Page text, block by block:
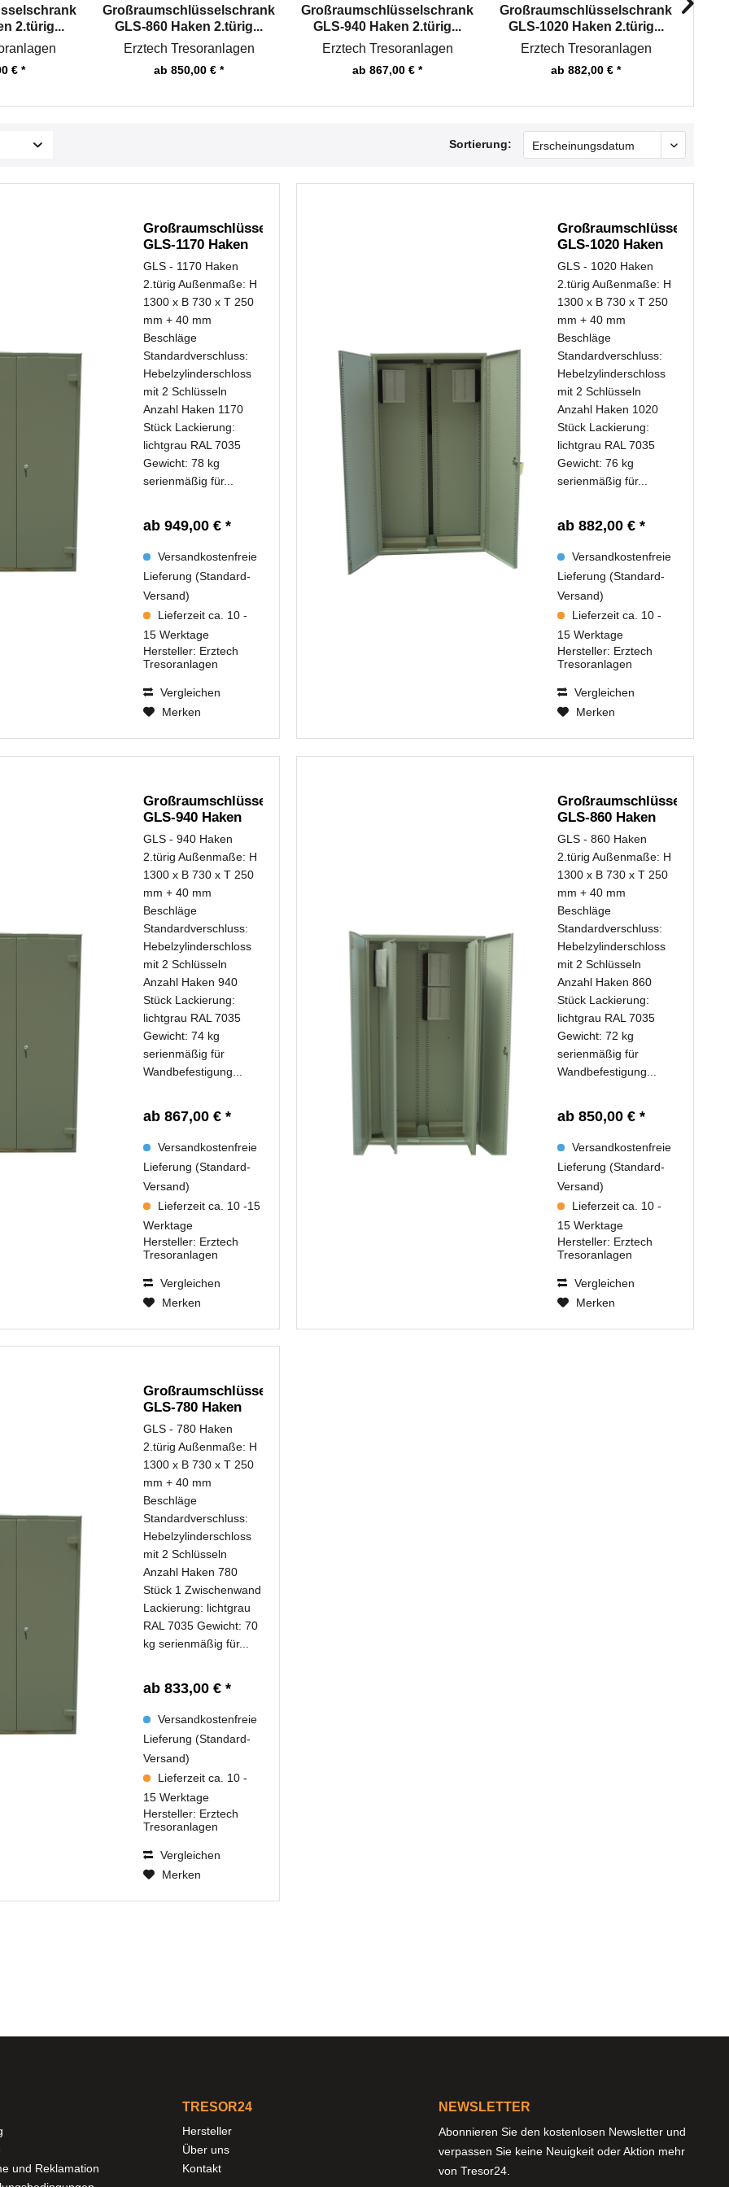
2.türig...
€ *
Großraumschlüsselschrank
GLS-860 Haken 2.türig...
Erztech Tresoranlagen
ab 850,00 € *
Großraumschlüsselschrank
GLS-940 Haken 2.türig...
Erztech Tresoranlagen
ab 867,00 € *
Großraumschlüsselschrank
GLS-1020 Haken 2.türig...
Erztech Tresoranlagen
ab 882,00 € *
Sortierung:
Großraumschlüsselschrank
GLS-1170 Haken
2.türig...
GLS - 1170 Haken
2.türig Außenmaße: H
1300 x B 730 x T 250
mm + 40 mm
Beschläge
Standardverschluss:
Hebelzylinderschloss
mit 2 Schlüsseln
Anzahl Haken 1170
Stück Lackierung:
lichtgrau RAL 7035
Gewicht: 78 kg
serienmäßig für...
ab 949,00 € *
Versandkostenfreie
Lieferung (Standard-
Versand)
Lieferzeit ca. 10 -
15 Werktage
Hersteller: Erztech
Tresoranlagen
Vergleichen
Merken
GLS-1020 Haken
2.türig...
GLS - 1020 Haken
2.türig Außenmaße: H
1300 x B 730 x T 250
mm + 40 mm
Beschläge
Standardverschluss:
Hebelzylinderschloss
mit 2 Schlüsseln
Anzahl Haken 1020
Stück Lackierung:
lichtgrau RAL 7035
Gewicht: 76 kg
serienmäßig für...
ab 882,00 € *
Versandkostenfreie
Lieferung (Standard-
Versand)
Lieferzeit ca. 10 -
15 Werktage
Hersteller: Erztech
Tresoranlagen
Vergleichen
Merken
Großraumschlüsselschrank
GLS-940 Haken
2.türig...
GLS - 940 Haken
2.türig Außenmaße: H
1300 x B 730 x T 250
mm + 40 mm
Beschläge
Standardverschluss:
Hebelzylinderschloss
mit 2 Schlüsseln
Anzahl Haken 940
Stück Lackierung:
lichtgrau RAL 7035
Gewicht: 74 kg
serienmäßig für
Wandbefestigung...
ab 867,00 € *
Versandkostenfreie
Lieferung (Standard-
Versand)
Lieferzeit ca. 10 -15
Werktage
Hersteller: Erztech
Tresoranlagen
Vergleichen
Merken
GLS-860 Haken
2.türig...
GLS - 860 Haken
2.türig Außenmaße: H
1300 x B 730 x T 250
mm + 40 mm
Beschläge
Standardverschluss:
Hebelzylinderschloss
mit 2 Schlüsseln
Anzahl Haken 860
Stück Lackierung:
lichtgrau RAL 7035
Gewicht: 72 kg
serienmäßig für
Wandbefestigung...
ab 850,00 € *
Versandkostenfreie
Lieferung (Standard-
Versand)
Lieferzeit ca. 10 -
15 Werktage
Hersteller: Erztech
Tresoranlagen
Vergleichen
Merken
Großraumschlüsselschrank
GLS-780 Haken
2.türig...
GLS - 780 Haken
2.türig Außenmaße: H
1300 x B 730 x T 250
mm + 40 mm
Beschläge
Standardverschluss:
Hebelzylinderschloss
mit 2 Schlüsseln
Anzahl Haken 780
Stück 1 Zwischenwand
Lackierung: lichtgrau
RAL 7035 Gewicht: 70
kg serienmäßig für...
ab 833,00 € *
Versandkostenfreie
Lieferung (Standard-
Versand)
Lieferzeit ca. 10 -
15 Werktage
Hersteller: Erztech
Tresoranlagen
Vergleichen
Merken
und Reklamation
TRESOR24
Hersteller
Über uns
Kontakt
NEWSLETTER
Abonnieren Sie den kostenlosen Newsletter und
verpassen Sie keine Neuigkeit oder Aktion mehr
von Tresor24.